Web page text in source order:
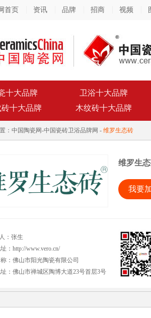
首页 资讯 品牌 招商 视频
十大品牌 卫浴十大品牌
十大品牌
木纹砖十大品牌
： 中国陶瓷网-中国瓷砖卫浴品牌网 - 维罗生态砖
维罗生
我要
：张生
： http://www.vero.cn/
：佛山市阳光陶瓷有限公司
：佛山市禅城区陶博大道23号首层3号